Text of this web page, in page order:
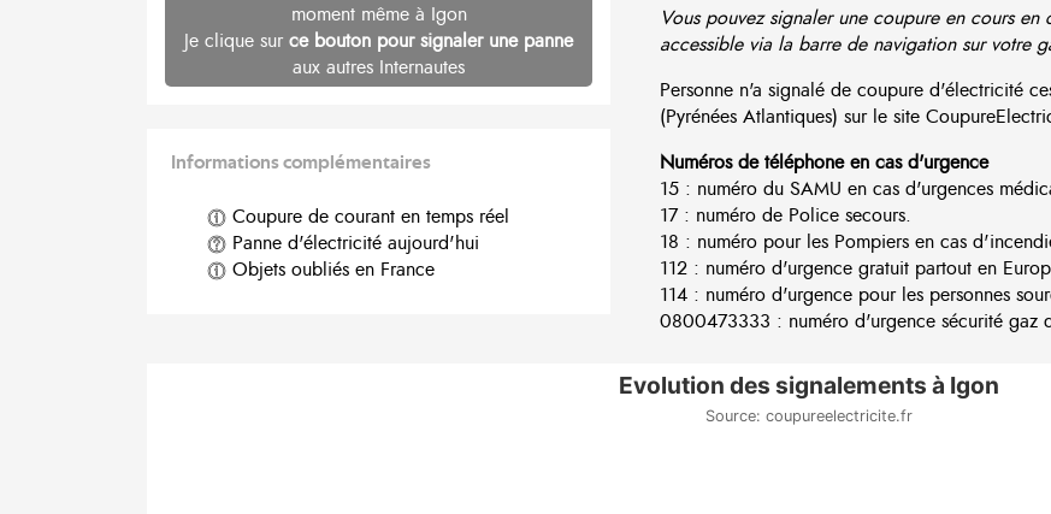
moment même à Igon
Je clique sur ce bouton pour signaler une panne
aux autres Internautes
Informations complémentaires
Coupure de courant en temps réel
Panne d'électricité aujourd'hui
Objets oubliés en France
Vous pouvez signaler une coupure en cours
accessible via la barre de navigation sur votre
Personne n'a signalé de coupure d'électricité
(Pyrénées Atlantiques) sur le site
Numéros de téléphone en cas d'urgence
15 : numéro du SAMU en cas d'urgences
17 : numéro de Police secours.
18 : numéro pour les Pompiers en cas
112 : numéro d'urgence gratuit partout en
114 : numéro d'urgence pour les personnes
0800473333 : numéro d'urgence sécurité gaz
Evolution des signalements à Igon
Source: coupureelectricite.fr